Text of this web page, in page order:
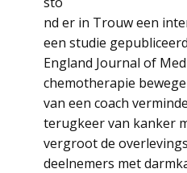
nd er in Trouw een
een studie
England Journal of
chemotherapie
van een coach
terugkeer van kanker
vergroot de
deelnemers met